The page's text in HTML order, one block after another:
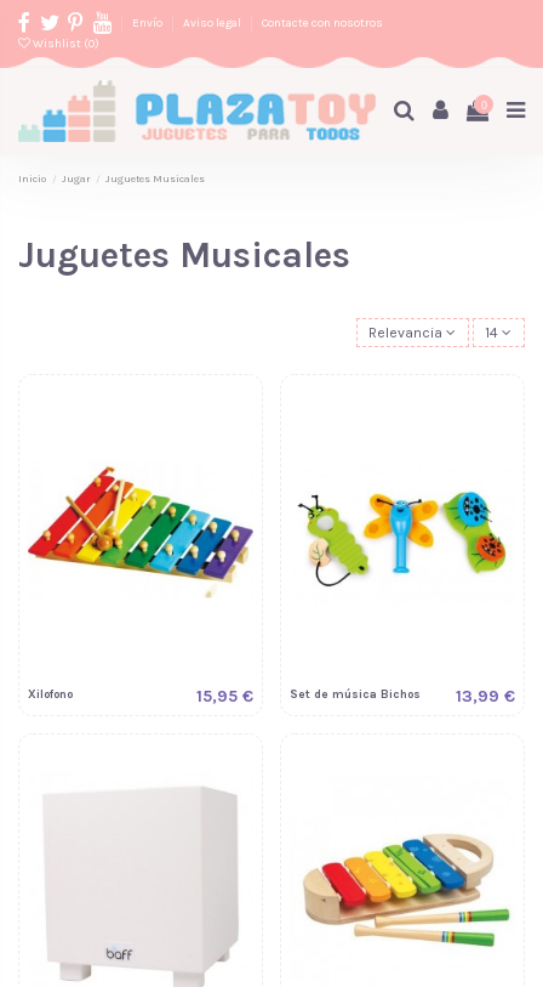
Envío Aviso legal
Contacte con nosotros
Wishlist (0)
0
Inicio Jugar Juguetes Musicales
Juguetes Musicales
Relevancia 14
Xilofono 15,95 € Set de música Bichos 13,99 €